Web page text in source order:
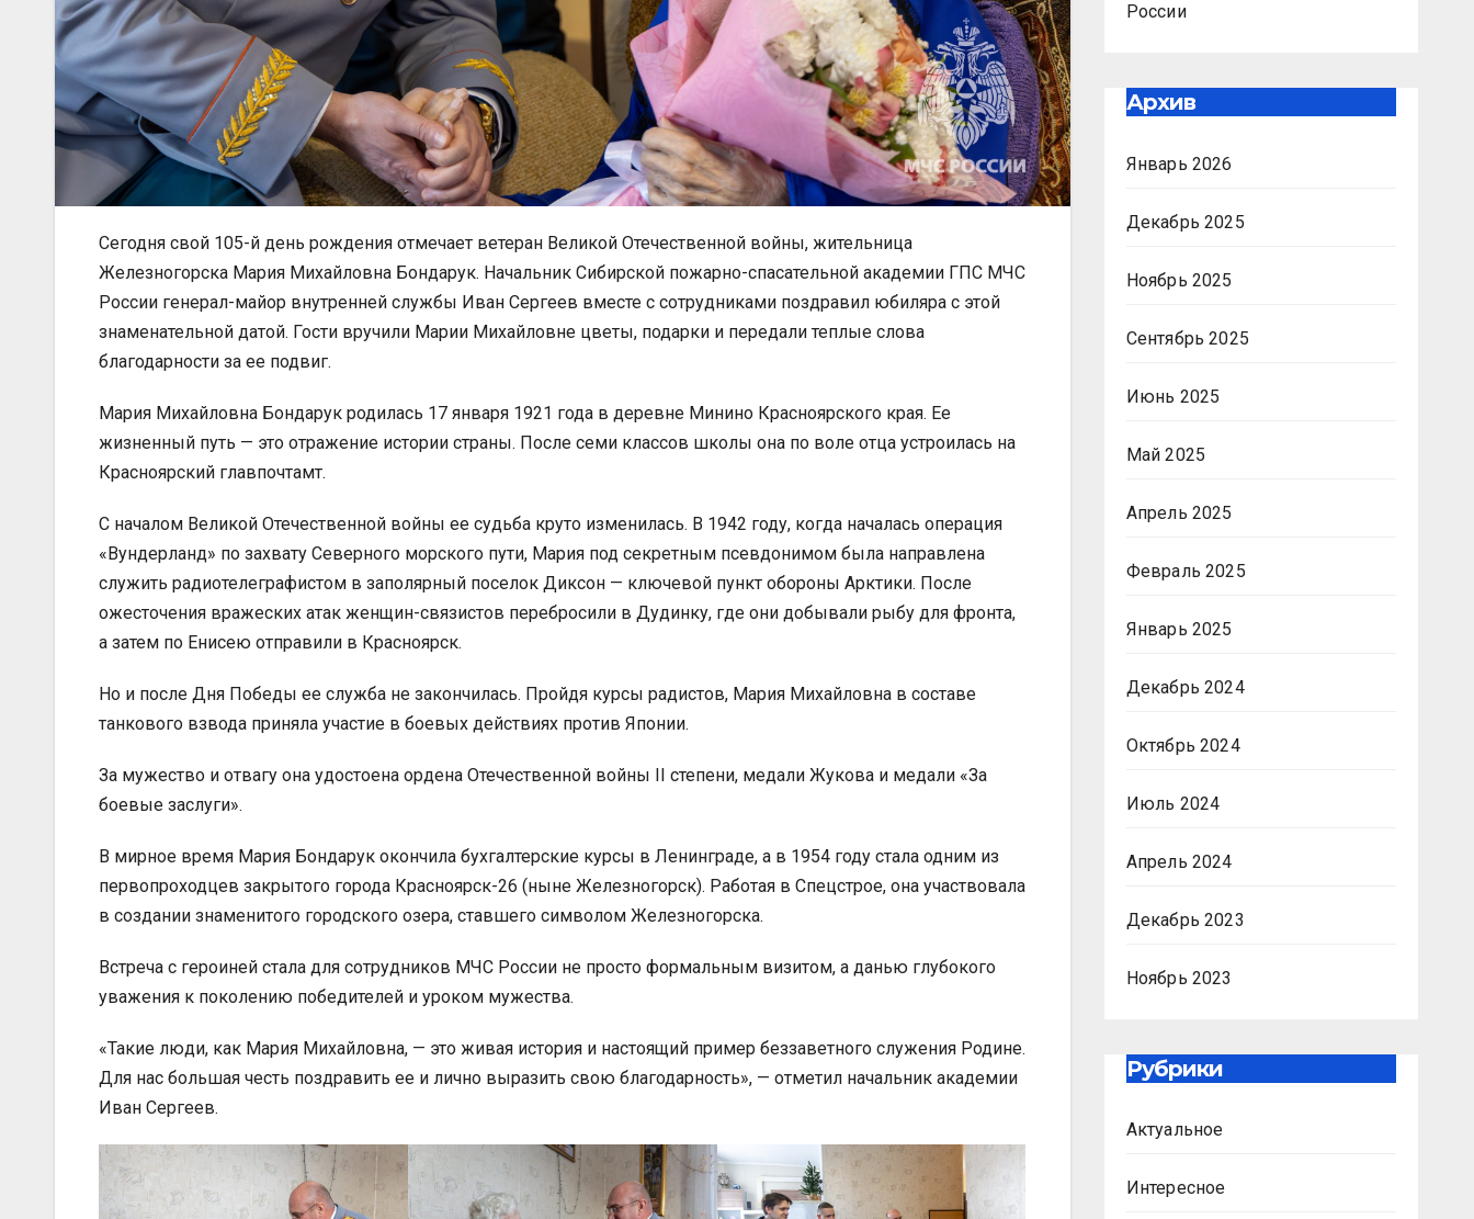
Сегодня свой 105-й день рождения отмечает ветеран Великой Отечественной войны, жительница
Железногорска Мария Михайловна Бондарук. Начальник Сибирской пожарно-спасательной академии ГПС МЧС
России генерал-майор внутренней службы Иван Сергеев вместе с сотрудниками поздравил юбиляра с этой
знаменательной датой. Гости вручили Марии Михайловне цветы, подарки и передали теплые слова
благодарности за ее подвиг.
Мария Михайловна Бондарук родилась 17 января 1921 года в деревне Минино Красноярского края. Ее
жизненный путь — это отражение истории страны. После семи классов школы она по воле отца устроилась на
Красноярский главпочтамт.
С началом Великой Отечественной войны ее судьба круто изменилась. В 1942 году, когда началась операция
«Вундерланд» по захвату Северного морского пути, Мария под секретным псевдонимом была направлена
служить радиотелеграфистом в заполярный поселок Диксон — ключевой пункт обороны Арктики. После
ожесточения вражеских атак женщин-связистов перебросили в Дудинку, где они добывали рыбу для фронта,
а затем по Енисею отправили в Красноярск.
Но и после Дня Победы ее служба не закончилась. Пройдя курсы радистов, Мария Михайловна в составе
танкового взвода приняла участие в боевых действиях против Японии.
За мужество и отвагу она удостоена ордена Отечественной войны II степени, медали Жукова и медали «За
боевые заслуги».
В мирное время Мария Бондарук окончила бухгалтерские курсы в Ленинграде, а в 1954 году стала одним из
первопроходцев закрытого города Красноярск-26 (ныне Железногорск). Работая в Спецстрое, она участвовала
в создании знаменитого городского озера, ставшего символом Железногорска.
Встреча с героиней стала для сотрудников МЧС России не просто формальным визитом, а данью глубокого
уважения к поколению победителей и уроком мужества.
«Такие люди, как Мария Михайловна, — это живая история и настоящий пример беззаветного служения Родине.
Для нас большая честь поздравить ее и лично выразить свою благодарность», — отметил начальник академии
Иван Сергеев.
России
Архив
Январь 2026
Декабрь 2025
Ноябрь 2025
Сентябрь 2025
Июнь 2025
Май 2025
Апрель 2025
Февраль 2025
Январь 2025
Декабрь 2024
Октябрь 2024
Июль 2024
Апрель 2024
Декабрь 2023
Ноябрь 2023
Рубрики
Актуальное
Интересное